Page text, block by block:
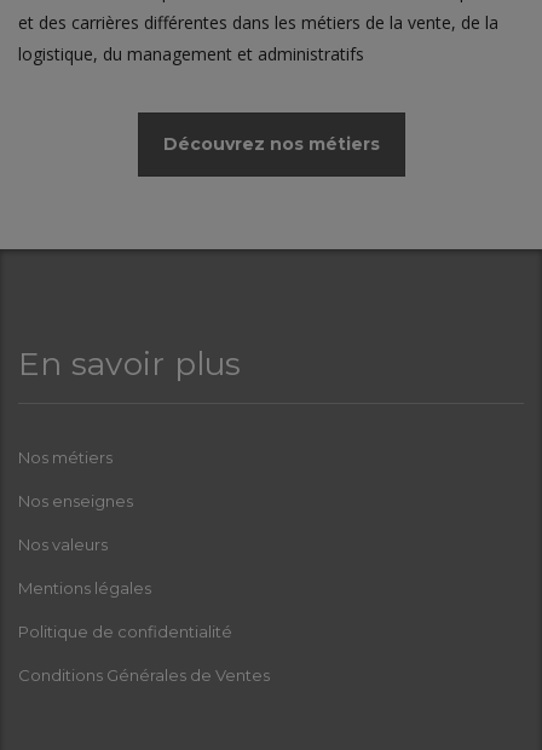
et des carrières différentes dans les métiers de la vente, de la
logistique, du management et administratifs
Découvrez nos métiers
En savoir plus
Nos métiers
Nos enseignes
Nos valeurs
Mentions légales
Politique de confidentialité
Conditions Générales de Ventes